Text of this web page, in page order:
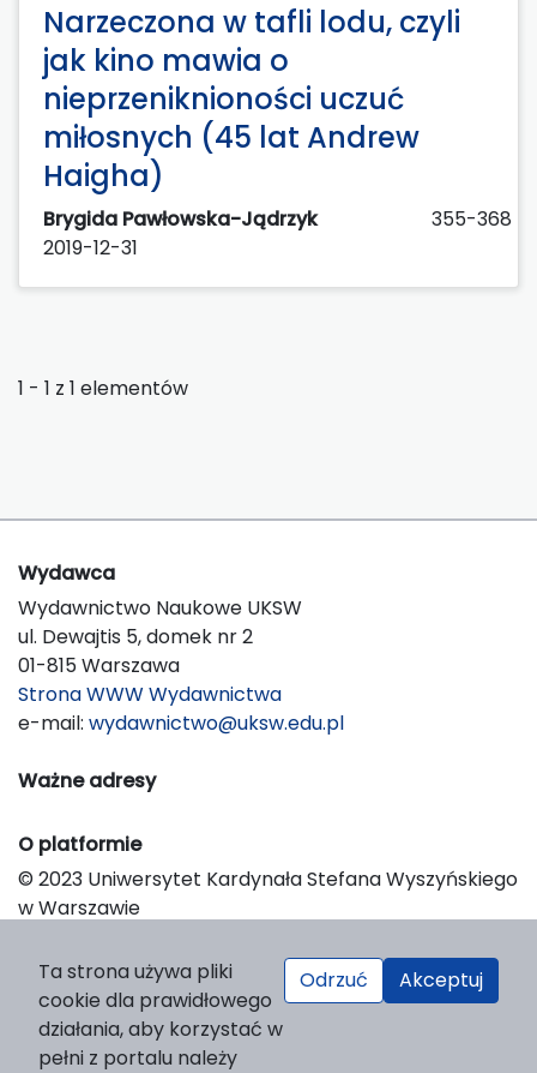
Narzeczona w tafli lodu, czyli
jak kino mawia o
nieprzeniknioności uczuć
miłosnych (45 lat Andrew
Haigha)
Brygida Pawłowska-Jądrzyk
355-368
2019-12-31
1 - 1 z 1 elementów
Wydawca
Wydawnictwo Naukowe UKSW
ul. Dewajtis 5, domek nr 2
01-815 Warszawa
Strona WWW Wydawnictwa
e-mail: wydawnictwo@uksw.edu.pl
Ważne adresy
O platformie
© 2023 Uniwersytet Kardynała Stefana Wyszyńskiego
w Warszawie
Platform & Workflow by OJS/PKP
Ta strona używa pliki
cookie dla prawidłowego
działania, aby korzystać w
pełni z portalu należy
Odrzuć Akceptuj